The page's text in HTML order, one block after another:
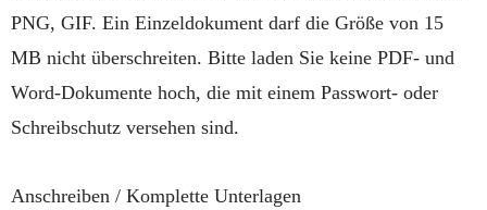
PNG, GIF. Ein Einzeldokument darf die Größe von 15
MB nicht überschreiten. Bitte laden Sie keine PDF- und
Word-Dokumente hoch, die mit einem Passwort- oder
Schreibschutz versehen sind.
Anschreiben / Komplette Unterlagen